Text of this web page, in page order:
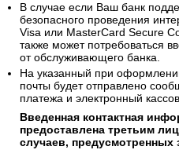
В случае если Ваш банк
безопасного проведения
Visa или MasterCard Secure
также может потребоваться
от обслуживающего банка.
На указанный при
почты будет отправлено
платежа и электронный
Введенная контактная
предоставлена третьим
случаев, предусмотренных